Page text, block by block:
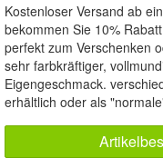
Kostenloser Versand ab
bekommen Sie 10%
perfekt zum Verschenken
sehr farbkräftiger,
Eigengeschmack.
erhältlich oder als